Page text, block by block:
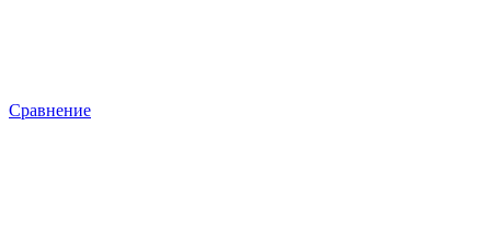
Сравнение